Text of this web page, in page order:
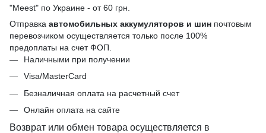
"Meest" по Украине - от 60 грн.
Отправка автомобильных аккумуляторов и шин почтовым
перевозчиком осуществляется только после 100%
предоплаты на счет ФОП.
Наличными при получении
Visa/MasterCard
Безналичная оплата на расчетный счет
Онлайн оплата на сайте
Возврат или обмен товара осуществляется в